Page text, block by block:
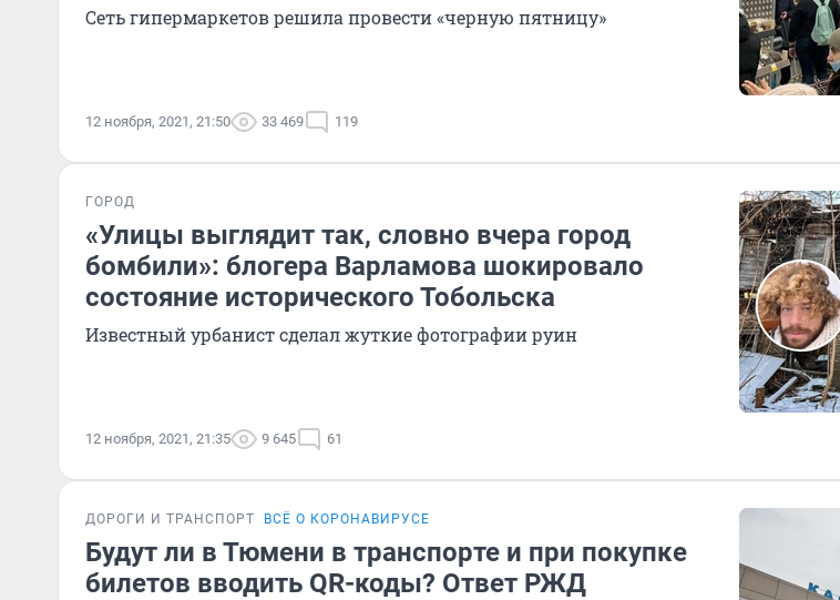
Сеть гипермаркетов решила провести «черную пятницу»
12 ноября, 2021, 21:50 33 469 119
ГОРОД
«Улицы выглядит так, словно вчера город
бомбили»: блогера Варламова шокировало
состояние исторического Тобольска
Известный урбанист сделал жуткие фотографии руин
12 ноября, 2021, 21:35 9 645 61
ДОРОГИ И ТРАНСПОРТ ВСЁ О КОРОНАВИРУСЕ
Будут ли в Тюмени в транспорте и при покупке
билетов вводить QR-коды? Ответ РЖД